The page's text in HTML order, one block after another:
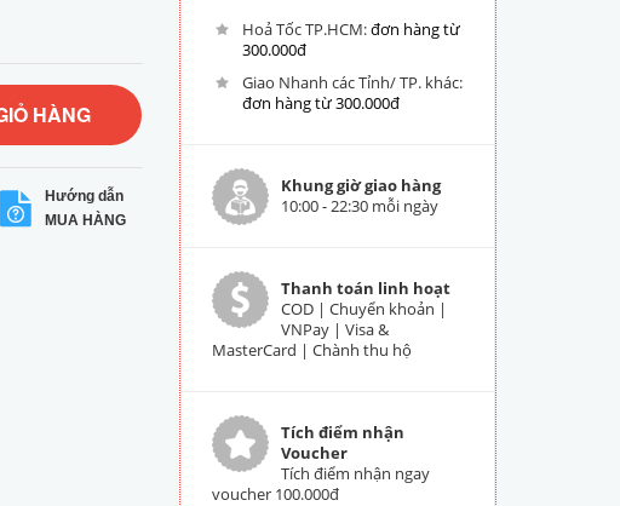
HÀNG
Hướng dẫn
MUA HÀNG
Hoả Tốc TP.HCM:đơn hàng từ
300.000đ
Giao Nhanh các Tỉnh/ TP. khác:
đơn hàng từ 300.000đ
Khung giờ giao hàng
10:00 - 22:30 mỗi ngày
Thanh toán linh hoạt
COD | Chuyển khoản |
VNPay | Visa &
MasterCard | Chành thu hộ
Tích điểm nhận
Voucher
Tích điểm nhận ngay
voucher 100.000đ